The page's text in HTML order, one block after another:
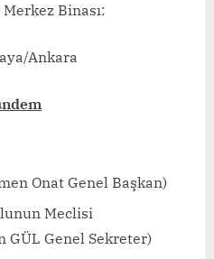
Binası:
Ankara
Onat Genel Başkan)
Meclisi
Genel Sekreter)